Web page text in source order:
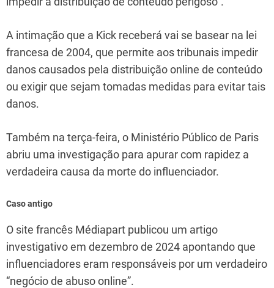
A intimação que a Kick receberá vai se basear na lei
francesa de 2004, que permite aos tribunais impedir
danos causados ​​pela distribuição online de conteúdo
ou exigir que sejam tomadas medidas para evitar tais
danos.
Também na terça-feira, o Ministério Público de Paris
abriu uma investigação para apurar com rapidez a
verdadeira causa da morte do influenciador.
Caso antigo
O site francês Médiapart publicou um artigo
investigativo em dezembro de 2024 apontando que
influenciadores eram responsáveis por um verdadeiro
“negócio de abuso online”.